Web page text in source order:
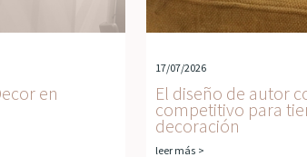
en
17/07/2026
El diseño de autor
competitivo para
decoración
leer más >